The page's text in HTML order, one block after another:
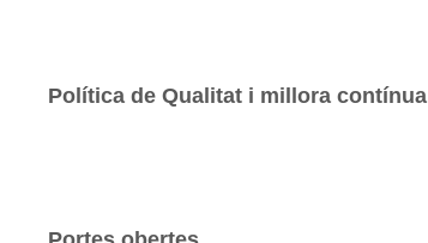
Política de Qualitat i millora contínua